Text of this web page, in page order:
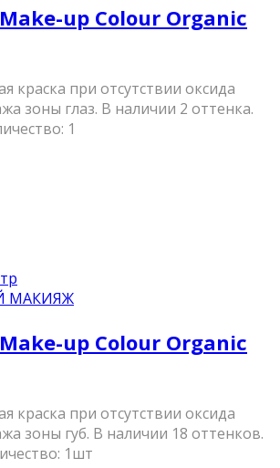
up Colour Organic
краска при отсутствии оксида
зоны глаз. В наличии 2 оттенка.
1
МАКИЯЖ
up Colour Organic
краска при отсутствии оксида
зоны губ. В наличии 18 оттенков.
1шт